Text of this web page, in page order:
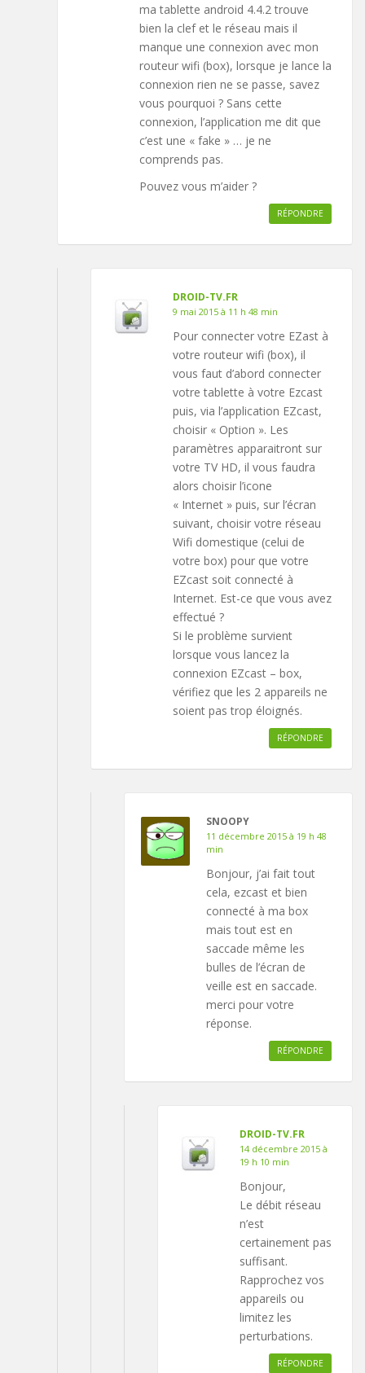
ma tablette android 4.4.2 trouve
bien la clef et le réseau mais il
manque une connexion avec mon
routeur wifi (box), lorsque je lance la
connexion rien ne se passe, savez
vous pourquoi ? Sans cette
connexion, l’application me dit que
c’est une « fake » … je ne
comprends pas.
Pouvez vous m’aider ?
RÉPONDRE
DROID-TV.FR
9 mai 2015 à 11 h 48 min
Pour connecter votre EZast à
votre routeur wifi (box), il
vous faut d’abord connecter
votre tablette à votre Ezcast
puis, via l’application EZcast,
choisir « Option ». Les
paramètres apparaitront sur
votre TV HD, il vous faudra
alors choisir l’icone
« Internet » puis, sur l’écran
suivant, choisir votre réseau
Wifi domestique (celui de
votre box) pour que votre
EZcast soit connecté à
Internet. Est-ce que vous avez
effectué ?
Si le problème survient
lorsque vous lancez la
connexion EZcast – box,
vérifiez que les 2 appareils ne
soient pas trop éloignés.
RÉPONDRE
SNOOPY
11 décembre 2015 à 19 h 48
min
Bonjour, j’ai fait tout
cela, ezcast et bien
connecté à ma box
mais tout est en
saccade même les
bulles de l’écran de
veille est en saccade.
merci pour votre
réponse.
RÉPONDRE
DROID-TV.FR
14 décembre 2015 à
19 h 10 min
Bonjour,
Le débit réseau
n’est
certainement pas
suffisant.
Rapprochez vos
appareils ou
limitez les
perturbations.
RÉPONDRE